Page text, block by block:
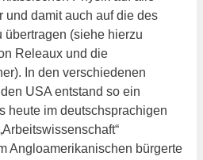
und damit auch auf die des
(siehe hierzu
Releaux und die
In den verschiedenen
USA entstand so ein
heute im deutschsprachigen
Angloamerikanischen bürgerte